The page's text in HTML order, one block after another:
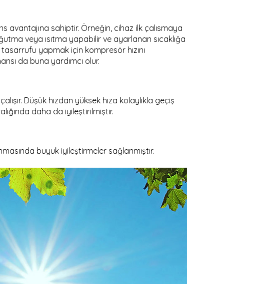
avantajına sahiptir. Örneğin, cihaz ilk çalısmaya
veya ısıtma yapabilir ve ayarlanan sıcaklığa
yapmak için kompresör hızını
da buna yardımcı olur.
Düşük hızdan yüksek hıza kolaylıkla geçiş
daha da iyileştirilmiştir.
büyük iyileştirmeler sağlanmıştır.